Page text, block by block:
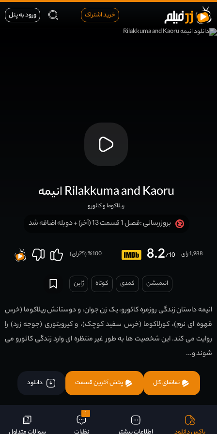
خرید اشتراک ورود به پنل
انیمه Rilakkuma and Kaoru
ریلاکوما و کائورو
بروزرسانی :فصل 1 قسمت 13 (آخر) + دوبله اضافه شد
8.2/10 1,988 رای 100
% (
25رای)
انیمیشن کمدی کوتاه ژاپن
انیمه داستان زندگی روزمره کائورو، یک زن جوان، و دوستانش ریلاکوما (خرس
قهوه ای نرم)، کورلاکوما (خرس سفید کوچک)، و کیرویتوری (جوجه زرد) را
روایت می کند. این شخصیت ها به طور غیر منتظره ای وارد زندگی کائورو می
شوند و...
تماشای کل پخش آخرین قسمت دانلود
1